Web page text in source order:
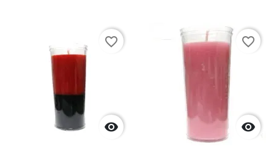

favorite_border

favorite_border